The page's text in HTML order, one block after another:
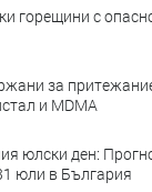
горещини с
за
и MDMA
юлски ден:
юли в България